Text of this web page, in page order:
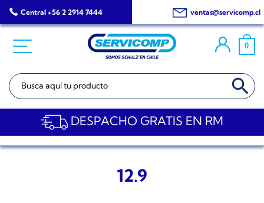
Saltar
al
Central +56 2 2914 7444 ventas@servicomp.cl
0
Buscar: BOTÓN DE
DESPACHO GRATIS EN RM
12.9